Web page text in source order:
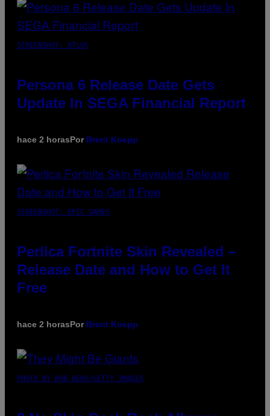
SCREENSHOT: ATLUS
Persona 6 Release Date Gets
Update In SEGA Financial Report
hace 2 horasPor Brent Koepp
SCREENSHOT: EPIC GAMES
Perlica Fortnite Skin Revealed –
Release Date and How to Get It
Free
hace 2 horasPor Brent Koepp
PHOTO BY BOB BERG/GETTY IMAGES